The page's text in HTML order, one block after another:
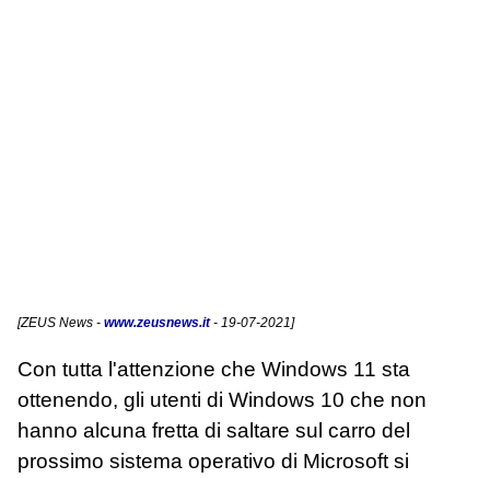
[ZEUS News - www.zeusnews.it- 19-07-2021]
Con tutta l'attenzione che Windows 11 sta
ottenendo, gli utenti di Windows 10 che non
hanno alcuna fretta di saltare sul carro del
prossimo sistema operativo di Microsoft si